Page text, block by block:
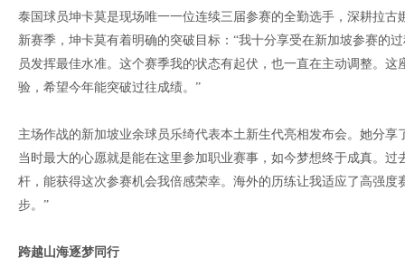
泰国球员坤卡莫是现场唯一一位连续三届参赛的全勤选手，深耕拉
新赛季，坤卡莫有着明确的突破目标：“我十分享受在新加坡参赛的
员发挥最佳水准。这个赛季我的状态有起伏，也一直在主动调整。
验，希望今年能突破过往成绩。”
主场作战的新加坡业余球员乐绮代表本土新生代亮相发布会。她分
当时最大的心愿就是能在这里参加职业赛事，如今梦想终于成真。
杆，能获得这次参赛机会我倍感荣幸。海外的历练让我适应了高强
步。”
跨越山海逐梦同行